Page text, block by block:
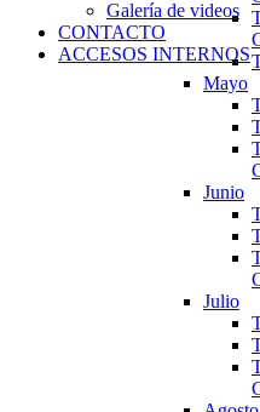
Mayo
Junio
Julio
Galería de videos
CONTACTO
ACCESOS INTERNOS